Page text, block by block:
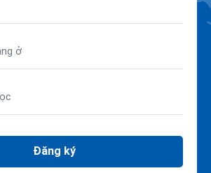
Đăng ký